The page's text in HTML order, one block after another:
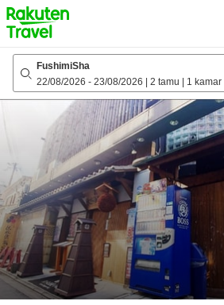
to
top
page
FushimiSha
22/08/2026 - 23/08/2026 2 tamu 1 kamar